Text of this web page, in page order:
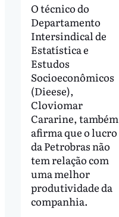
O técnico do
Departamento
Intersindical de
Estatística e
Estudos
Socioeconômicos
(Dieese),
Cloviomar
Cararine, também
afirma que o lucro
da Petrobras não
tem relação com
uma melhor
produtividade da
companhia.